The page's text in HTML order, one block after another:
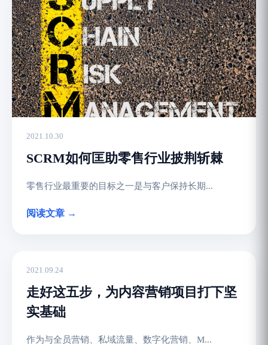
2021.10.30
SCRM如何匡助零售行业披荆斩棘
零售行业最重要的目标之一是与客户保持长期...
阅读文章 →
2021.09.24
走好这五步，为内容营销项目打下坚
实基础
作为与全员营销、私域流量、数字化营销、M...